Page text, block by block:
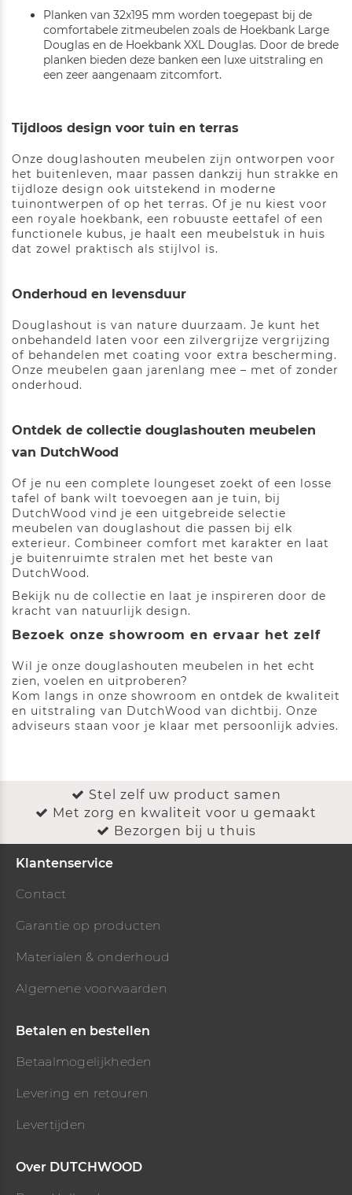
Planken van 32x195 mm worden toegepast bij de
comfortabele zitmeubelen zoals de Hoekbank Large
Douglas en de Hoekbank XXL Douglas. Door de brede
planken bieden deze banken een luxe uitstraling en
een zeer aangenaam zitcomfort.
Tijdloos design voor tuin en terras
Onze douglashouten meubelen zijn ontworpen voor
het buitenleven, maar passen dankzij hun strakke en
tijdloze design ook uitstekend in moderne
tuinontwerpen of op het terras. Of je nu kiest voor
een royale hoekbank, een robuuste eettafel of een
functionele kubus, je haalt een meubelstuk in huis
dat zowel praktisch als stijlvol is.
Onderhoud en levensduur
Douglashout is van nature duurzaam. Je kunt het
onbehandeld laten voor een zilvergrijze vergrijzing
of behandelen met coating voor extra bescherming.
Onze meubelen gaan jarenlang mee – met of zonder
onderhoud.
Ontdek de collectie douglashouten meubelen
van DutchWood
Of je nu een complete loungeset zoekt of een losse
tafel of bank wilt toevoegen aan je tuin, bij
DutchWood vind je een uitgebreide selectie
meubelen van douglashout die passen bij elk
exterieur. Combineer comfort met karakter en laat
je buitenruimte stralen met het beste van
DutchWood.
Bekijk nu de collectie en laat je inspireren door de
kracht van natuurlijk design.
Bezoek onze showroom en ervaar het zelf
Wil je onze douglashouten meubelen in het echt
zien, voelen en uitproberen?
Kom langs in onze showroom en ontdek de kwaliteit
en uitstraling van DutchWood van dichtbij. Onze
adviseurs staan voor je klaar met persoonlijk advies.
Stel zelf uw product samen
Met zorg en kwaliteit voor u gemaakt
Bezorgen bij u thuis
Klantenservice
Contact
Garantie op producten
Materialen & onderhoud
Algemene voorwaarden
Betalen en bestellen
Betaalmog elijkheden
Levering en retouren
Levertijden
Over DUTCHWOOD